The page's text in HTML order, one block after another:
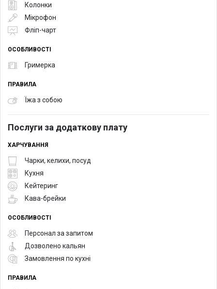
Колонки
Мікрофон
Фліп-чарт
ОСОБЛИВОСТІ
Гримерка
ПРАВИЛА
Їжа з собою
Послуги за додаткову плату
ХАРЧУВАННЯ
Чарки, келихи, посуд
Кухня
Кейтеринг
Кава-брейки
ОСОБЛИВОСТІ
Персонал за запитом
Дозволено кальян
Замовлення по кухні
ПРАВИЛА